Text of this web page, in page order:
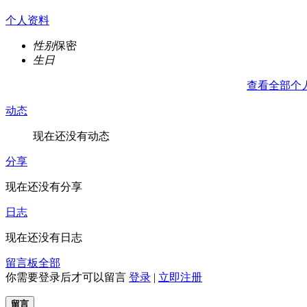
个人资料
性别保密
生日
查看全部个
动态
现在还没有动态
分享
现在还没有分享
日志
现在还没有日志
留言板全部
你需要登录后才可以留言 登录 | 立即注册
留言